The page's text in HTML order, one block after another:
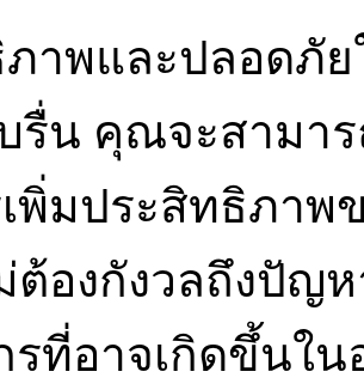
าพและปลอดภัย
รื่น คุณจะสามา
พิ่มประสิทธิภาพ
ต้องกังวลถึงปัญ
รที่อาจเกิดขึ้นใ